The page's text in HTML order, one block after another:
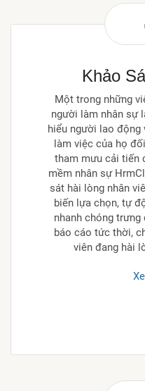
Khảo
Một trong những
người làm nhân sự
hiểu người lao động
làm việc của họ
tham mưu cải tiến
mềm nhân sự
sát hài lòng nhân
biến lựa chọn, tự
nhanh chóng trưng
báo cáo tức thời,
viên đang hài